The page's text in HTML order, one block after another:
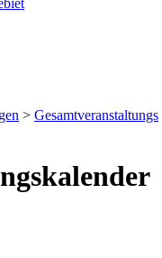
> Gesamtveranstaltungs